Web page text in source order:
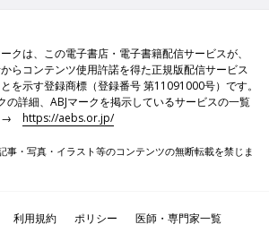
クは、この電子書店・電子書籍配信サービスが、
らコンテンツ使用許諾を得た正規版配信サービス
を示す登録商標（登録番号 第11091000号）です。
の詳細、ABJマークを掲示しているサービスの一覧
→https://aebs.or.jp/
事・写真・イラスト等のコンテンツの無断転載を禁じま
利用規約 ポリシー
医師・専門家一覧